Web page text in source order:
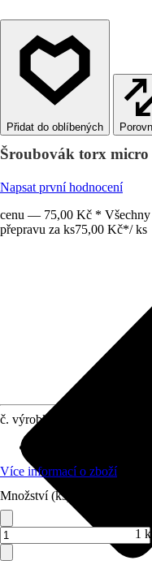
Šroubovák torx
Napsat první hodnocení
cenu — 75,00 Kč * Všechny
přepravu za ks75,00 Kč*/ ks
č. výrobku
Více informací o zboží
Množství (ks)
1 ks